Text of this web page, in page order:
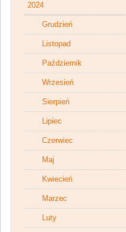
2024
Grudzień
Listopad
Październik
Wrzesień
Sierpień
Lipiec
Czerwiec
Maj
Kwiecień
Marzec
Luty